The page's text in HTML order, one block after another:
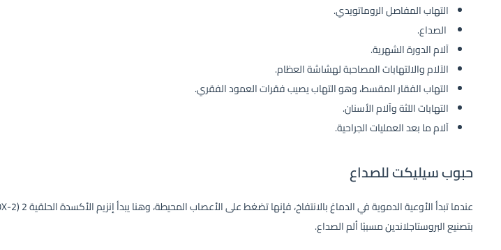
التهاب المفاصل الروماتويدي.
الصداع.
آلام الدورة الشهرية.
الآلام والالتهابات المصاحبة لهشاشة العظام.
التهاب الفقار المقسط، وهو التهاب يصيب فقرات العمود الفقري.
التهابات اللثة وآلام الأسنان.
آلام ما بعد العمليات الجراحية.
حبوب سيليكت للصداع
بتصنيع البروستاجلاندين مسببًا ألم الصداع.